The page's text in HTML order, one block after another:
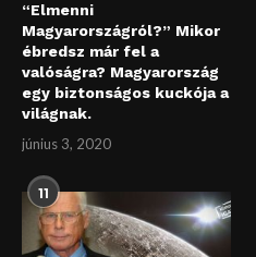
“Elmenni
Magyarországról?” Mikor
ébredsz már fel a
valóságra? Magyarország
egy biztonságos kuckója a
világnak.
június 3, 2020
11